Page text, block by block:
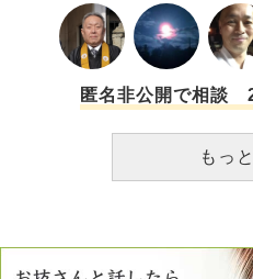
匿名非公開で相談
もっ